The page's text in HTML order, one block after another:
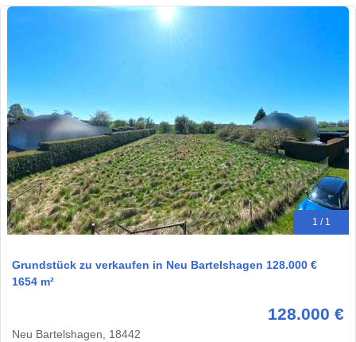
1 / 1
Grundstück zu verkaufen in Neu Bartelshagen 128.000 €
1654 m²
128.000 €
Neu Bartelshagen, 18442